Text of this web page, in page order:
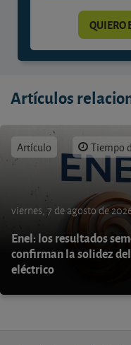
QUIERO
Artículos
Artículo Tiempo
viernes, 7 de agosto de
Enel: los resultados
confirman la solidez
eléctrico